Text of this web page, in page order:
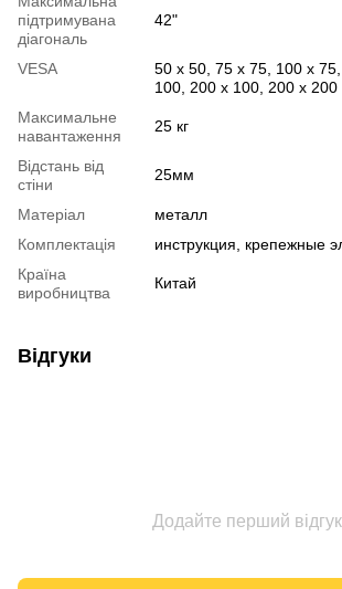
підтримувана
діагональ
42"
VESA
50 x 50, 75 x 75, 100 х
100, 200 x 100, 200 x 200
Максимальне
навантаження
25 кг
Відстань від
стіни
25мм
Матеріал
металл
Комплектація
инструкция, крепежные
Країна
виробництва
Китай
Відгуки
Додайте перший відгук